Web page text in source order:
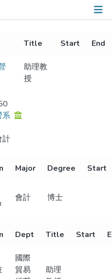
Title Start End
助理教
授
系
計
Major Degree Start
會計 博士
Dept Title Start
國際
貿易
助理